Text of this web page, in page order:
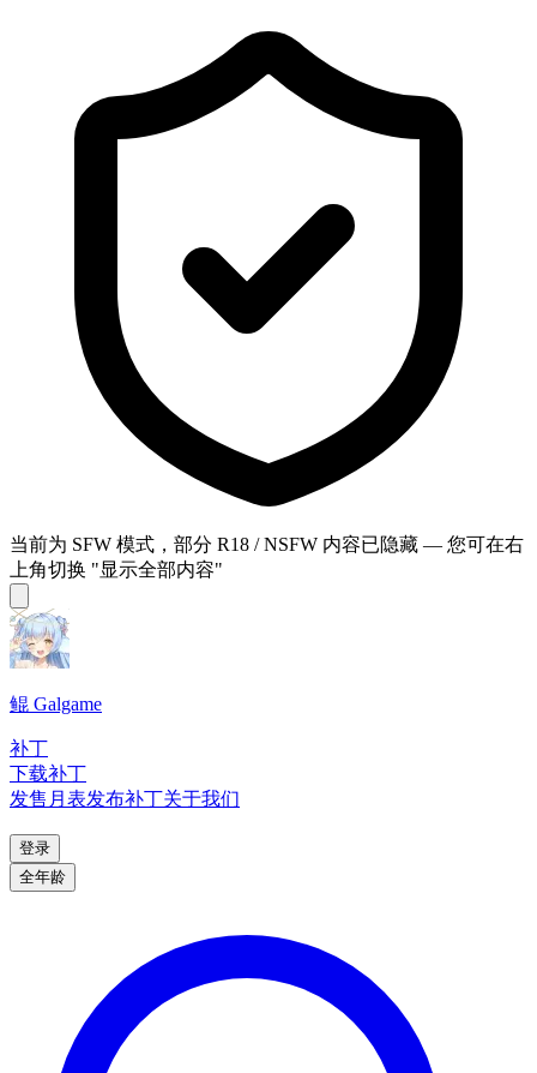
当前为 SFW 模式，部分 R18 / NSFW 内容已隐藏 — 您可在右
上角切换 "显示全部内容"
鲲 Galgame
补丁
下载补丁
发售月表发布补丁关于我们
登录
全年龄